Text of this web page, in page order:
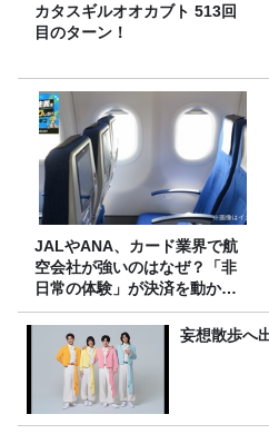
カタスギルオオカブト 513回
目のターン！
JALやANA、カード業界で航
空会社が強いのはなぜ？「非
日常の体験」が決済を動かす
理由
妄想散歩へ